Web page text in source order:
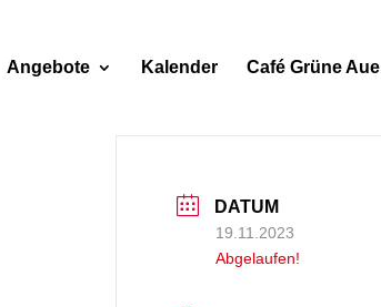
Angebote Kalender Café Grüne Aue
DATUM
19.11.2023
Abgelaufen!